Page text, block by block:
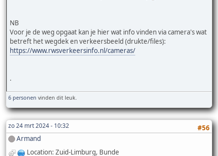
NB
Voor je de weg opgaat kan je hier wat info vinden via camera's wat
betreft het wegdek en verkeersbeeld (drukte/files):
https://www.rwsverkeersinfo.nl/cameras/
.
6 personen vinden dit leuk.
zo 24 mrt 2024 - 10:32
#56
Armand
Location: Zuid-Limburg, Bunde